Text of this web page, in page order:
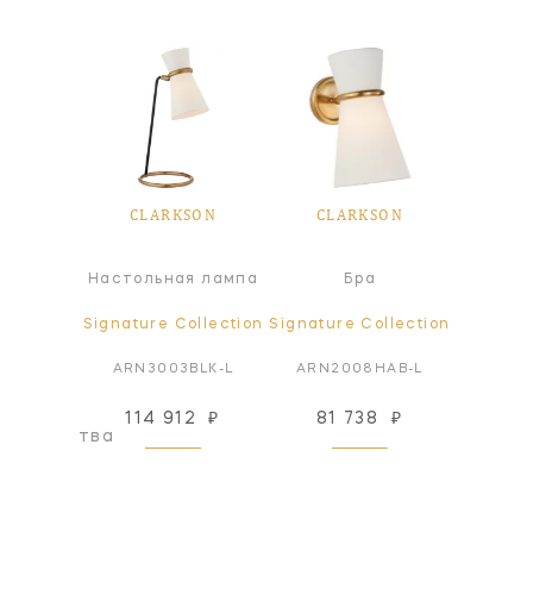
CLARKSON
Настольная лампа
Signature Collection
ARN3003BLK-L
114 912 ₽
CLARKSON
Бра
Signature Collection
ARN2008HAB-L
81 738 ₽